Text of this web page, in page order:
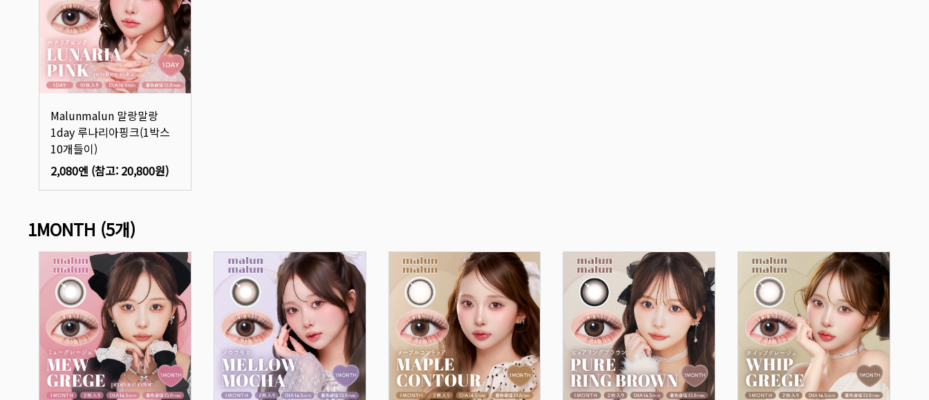
Malunmalun 말랑말랑
1day 루나리아핑크(1박스
10개들이)
2,080엔 (참고: 20,800원)
1MONTH (5개)